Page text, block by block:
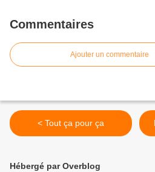
Commentaires
Ajouter un commentaire
< Tout ça pour ça
Hébergé par Overblog